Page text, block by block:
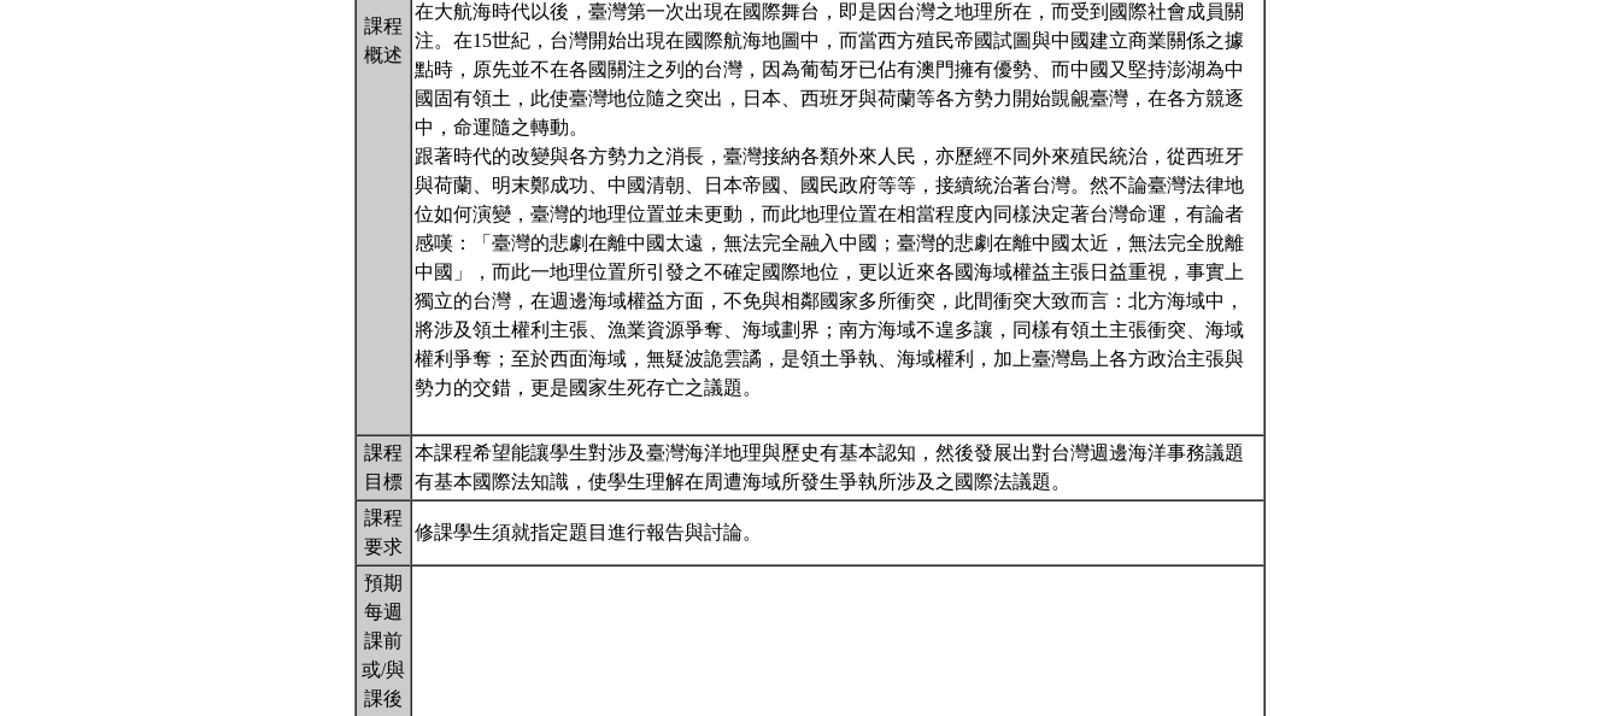
課程
概述
在大航海時代以後，臺灣第一次出現在國際舞台，即是因台灣之地理所在，而受到國際社會成員關
注。在15世紀，台灣開始出現在國際航海地圖中，而當西方殖民帝國試圖與中國建立商業關係之據
點時，原先並不在各國關注之列的台灣，因為葡萄牙已佔有澳門擁有優勢、而中國又堅持澎湖為中
國固有領土，此使臺灣地位隨之突出，日本、西班牙與荷蘭等各方勢力開始覬覦臺灣，在各方競逐
中，命運隨之轉動。
跟著時代的改變與各方勢力之消長，臺灣接納各類外來人民，亦歷經不同外來殖民統治，從西班牙
與荷蘭、明末鄭成功、中國清朝、日本帝國、國民政府等等，接續統治著台灣。然不論臺灣法律地
位如何演變，臺灣的地理位置並未更動，而此地理位置在相當程度內同樣決定著台灣命運，有論者
感嘆：「臺灣的悲劇在離中國太遠，無法完全融入中國；臺灣的悲劇在離中國太近，無法完全脫離
中國」，而此一地理位置所引發之不確定國際地位，更以近來各國海域權益主張日益重視，事實上
獨立的台灣，在週邊海域權益方面，不免與相鄰國家多所衝突，此間衝突大致而言：北方海域中，
將涉及領土權利主張、漁業資源爭奪、海域劃界；南方海域不遑多讓，同樣有領土主張衝突、海域
權利爭奪；至於西面海域，無疑波詭雲譎，是領土爭執、海域權利，加上臺灣島上各方政治主張與
勢力的交錯，更是國家生死存亡之議題。
課程
目標
本課程希望能讓學生對涉及臺灣海洋地理與歷史有基本認知，然後發展出對台灣週邊海洋事務議題
有基本國際法知識，使學生理解在周遭海域所發生爭執所涉及之國際法議題。
課程
要求
修課學生須就指定題目進行報告與討論。
預期
每週
課前
或/與
課後